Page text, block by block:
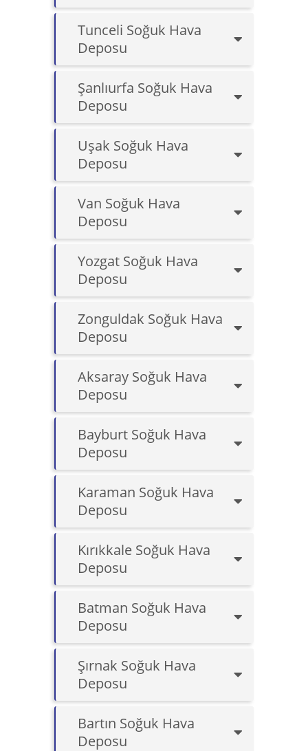
Tunceli Soğuk Hava
Deposu
Şanlıurfa Soğuk Hava
Deposu
Uşak Soğuk Hava
Deposu
Van Soğuk Hava
Deposu
Yozgat Soğuk Hava
Deposu
Zonguldak Soğuk Hava
Deposu
Aksaray Soğuk Hava
Deposu
Bayburt Soğuk Hava
Deposu
Karaman Soğuk Hava
Deposu
Kırıkkale Soğuk Hava
Deposu
Batman Soğuk Hava
Deposu
Şırnak Soğuk Hava
Deposu
Bartın Soğuk Hava
Deposu